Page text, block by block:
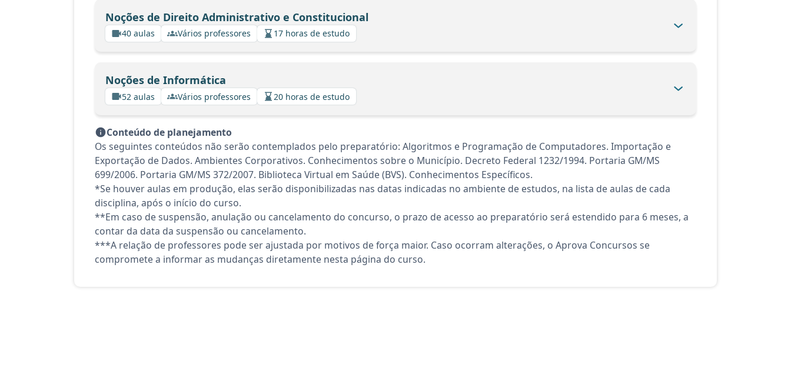
Noções de Direito Administrativo e Constitucional
40 aulas Vários professores 17 horas de estudo
Noções de Informática
52 aulas Vários professores 20 horas de estudo
Conteúdo de planejamento
Os seguintes conteúdos não serão contemplados pelo preparatório: Algoritmos e Programação de Computadores. Importação e
Exportação de Dados. Ambientes Corporativos. Conhecimentos sobre o Município. Decreto Federal 1232/1994. Portaria GM/MS
699/2006. Portaria GM/MS 372/2007. Biblioteca Virtual em Saúde (BVS). Conhecimentos Específicos.
*Se houver aulas em produção, elas serão disponibilizadas nas datas indicadas no ambiente de estudos, na lista de aulas de cada
disciplina, após o início do curso.
**Em caso de suspensão, anulação ou cancelamento do concurso, o prazo de acesso ao preparatório será estendido para 6 meses, a
contar da data da suspensão ou cancelamento.
***A relação de professores pode ser ajustada por motivos de força maior. Caso ocorram alterações, o Aprova Concursos se
compromete a informar as mudanças diretamente nesta página do curso.